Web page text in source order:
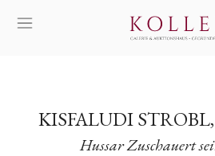
KÜNSTLER
KISFALUDI
Hussar Zuschauert